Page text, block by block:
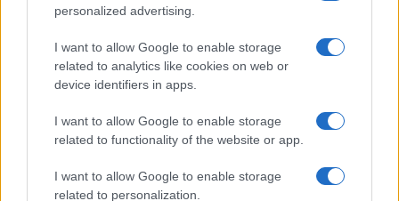
personalized advertising.
I want to allow Google to enable storage
related to analytics like cookies on web or
device identifiers in apps.
I want to allow Google to enable storage
related to functionality of the website or app.
I want to allow Google to enable storage
related to personalization.
Continua a leggere
ESPORTS